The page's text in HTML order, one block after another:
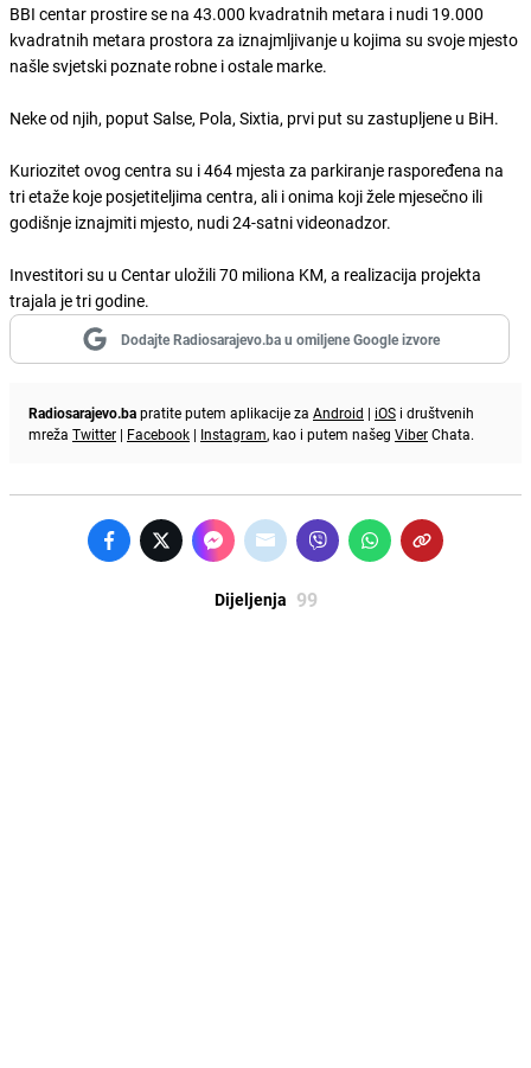
BBI centar prostire se na 43.000 kvadratnih metara i nudi 19.000
kvadratnih metara prostora za iznajmljivanje u kojima su svoje mjesto
našle svjetski poznate robne i ostale marke.
Neke od njih, poput Salse, Pola, Sixtia, prvi put su zastupljene u BiH.
Kuriozitet ovog centra su i 464 mjesta za parkiranje raspoređena na
tri etaže koje posjetiteljima centra, ali i onima koji žele mjesečno ili
godišnje iznajmiti mjesto, nudi 24-satni videonadzor.
Investitori su u Centar uložili 70 miliona KM, a realizacija projekta
trajala je tri godine.
Dodajte Radiosarajevo.ba u omiljene Google izvore
Radiosarajevo.bapratite putem aplikacije za Android | iOS i društvenih
mreža Twitter | Facebook | Instagram, kao i putem našeg ViberChata.
Dijeljenja 99